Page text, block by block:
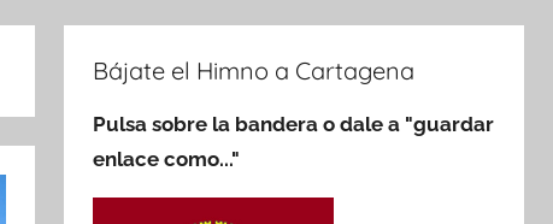
Bájate el Himno a Cartagena
Pulsa sobre la bandera o dale a "guardar
enlace como..."